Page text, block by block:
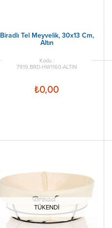
Biradlı Tel Meyvelik, 30x13 Cm,
Altın
7919.BRD-HW1160-ALTIN
₺0,00
TÜKENDI